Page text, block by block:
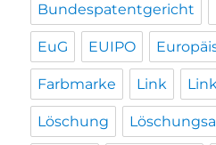
Bundespatentgericht
EuG EUIPO
Farbmarke Link
Löschung